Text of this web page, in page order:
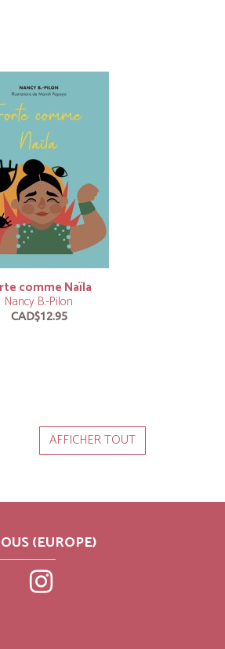
comme Naïla
Nancy B.-Pilon
CAD$12.95
AFFICHER TOUT
(EUROPE)